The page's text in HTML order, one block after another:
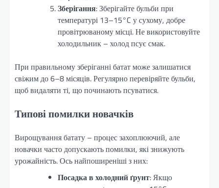
Зберігання: Зберігайте бульби при
температурі 13–15°C у сухому, добре
провітрюваному місці. Не використовуйте
холодильник – холод псує смак.
При правильному зберіганні батат може залишатися
свіжим до 6–8 місяців. Регулярно перевіряйте бульби,
щоб видаляти ті, що починають псуватися.
Типові помилки новачків
Вирощування батату – процес захоплюючий, але
новачки часто допускають помилки, які знижують
урожайність. Ось найпоширеніші з них:
Посадка в холодний ґрунт: Якщо